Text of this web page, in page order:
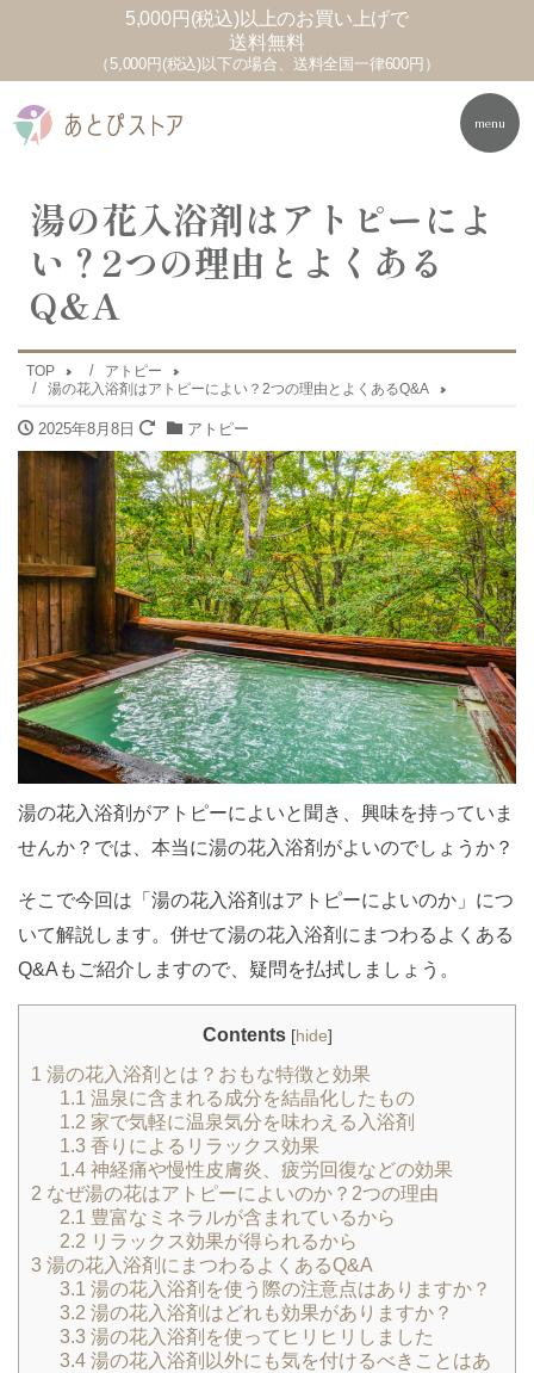
5,000円(税込)以上のお買い上げで
送料無料
（5,000円(税込)以下の場合、送料全国一律600円）
menu
湯の花入浴剤はアトピーによ
い？2つの理由とよくある
Q&A
TOP
アトピー
湯の花入浴剤はアトピーによい？2つの理由とよくあるQ&A
2025年8月8日 アトピー
湯の花入浴剤がアトピーによいと聞き、興味を持っていま
せんか？では、本当に湯の花入浴剤がよいのでしょうか？
そこで今回は「湯の花入浴剤はアトピーによいのか」につ
いて解説します。併せて湯の花入浴剤にまつわるよくある
Q&Aもご紹介しますので、疑問を払拭しましょう。
Contents [hide]
1 湯の花入浴剤とは？おもな特徴と効果
1.1 温泉に含まれる成分を結晶化したもの
1.2 家で気軽に温泉気分を味わえる入浴剤
1.3 香りによるリラックス効果
1.4 神経痛や慢性皮膚炎、疲労回復などの効果
2 なぜ湯の花はアトピーによいのか？2つの理由
2.1 豊富なミネラルが含まれているから
2.2 リラックス効果が得られるから
3 湯の花入浴剤にまつわるよくあるQ&A
3.1 湯の花入浴剤を使う際の注意点はありますか？
3.2 湯の花入浴剤はどれも効果がありますか？
3.3 湯の花入浴剤を使ってヒリヒリしました
3.4 湯の花入浴剤以外にも気を付けるべきことはあ